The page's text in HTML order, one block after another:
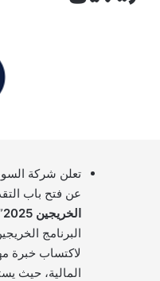
تعلن شركة
عن فتح باب
الخريجين 2025
البرنامج
لاكتساب خبرة
المالية، حيث